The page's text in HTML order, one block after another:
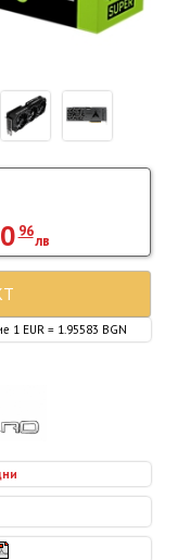
96
лв
1 EUR = 1.95583 BGN